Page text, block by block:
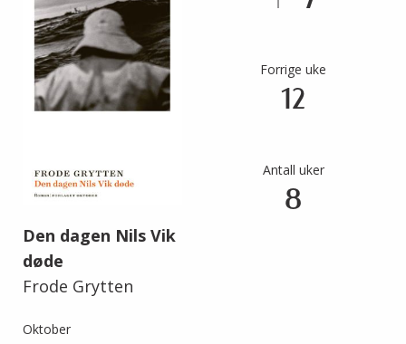
Den dagen Nils Vik
døde
Frode Grytten
Oktober
Forrige uke
12
Antall uker
8